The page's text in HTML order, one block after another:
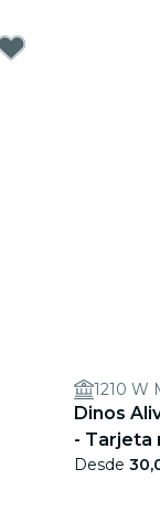
1210 W
Dinos
- Tarjeta
Desde